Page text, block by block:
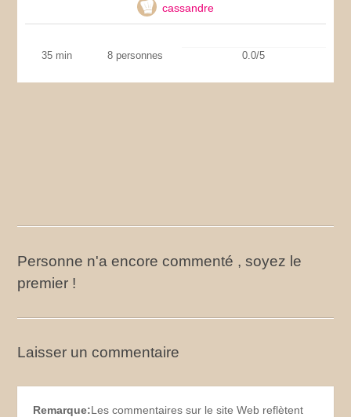
cassandre
35 min 8 personnes 0.0/5
Personne n'a encore commenté , soyez le
premier !
Laisser un commentaire
Remarque:Les commentaires sur le site Web reflètent